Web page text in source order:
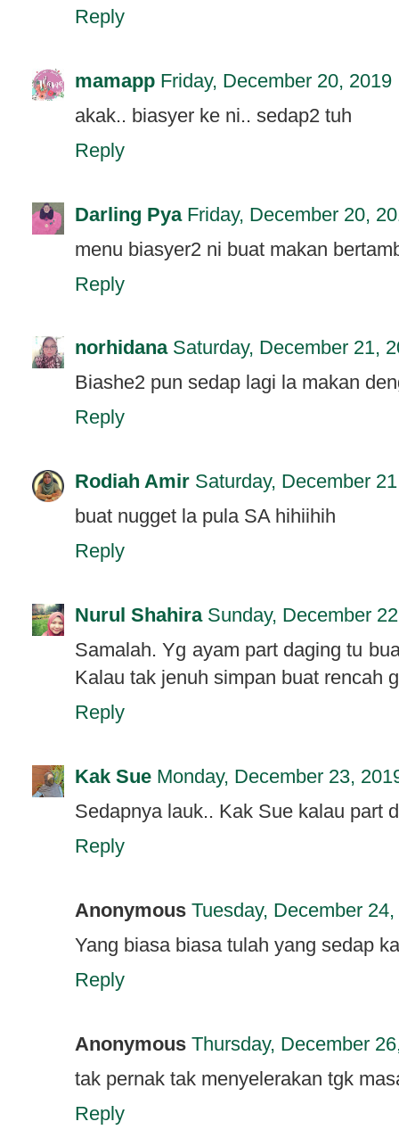
Reply
mamapp Friday, December 20, 2019
akak.. biasyer ke ni.. sedap2 tuh
Reply
Darling Pya Friday, December 20,
menu biasyer2 ni buat makan
Reply
norhidana Saturday, December 21,
Biashe2 pun sedap lagi la makan
Reply
Rodiah Amir Saturday, December
buat nugget la pula SA hihiihih
Reply
Nurul Shahira Sunday, December
Samalah. Yg ayam part daging tu
Kalau tak jenuh simpan buat rencah
Reply
Kak Sue Monday, December 23,
Sedapnya lauk.. Kak Sue kalau part
Reply
Anonymous Tuesday, December
Yang biasa biasa tulah yang sedap
Reply
Anonymous Thursday, December
tak pernak tak menyelerakan tgk
Reply